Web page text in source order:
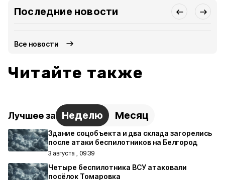
Последние новости
Все новости
Читайте также
Лучшее за Неделю Месяц
Здание соцобъекта и два склада загорелись
после атаки беспилотников на Белгород
3 августа , 09:39
Четыре беспилотника ВСУ атаковали
посёлок Томаровка